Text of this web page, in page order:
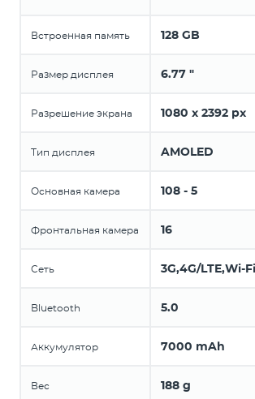
Встроенная память 128 GB
Размер дисплея 6.77 "
Разрешение экрана 1080 x 2392 px
Тип дисплея AMOLED
Основная камера 108 - 5
Фронтальная камера 16
Сеть 3G,4G/LTE,Wi-Fi
Bluetooth 5.0
Аккумулятор 7000 mAh
Вес 188 g